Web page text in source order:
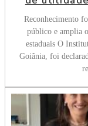
Reconhecimento
público e amplia
estaduais O
Goiânia, foi